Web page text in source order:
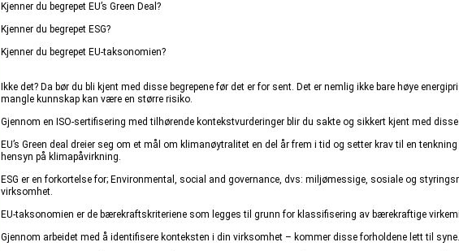
Kjenner du begrepet EU’s Green Deal?
Kjenner du begrepet ESG?
Kjenner du begrepet EU-taksonomien?
Ikke det? Da bør du bli kjent med disse begrepene før det er for sent. Det er nemlig ikke bare høye
mangle kunnskap kan være en større risiko.
Gjennom en ISO-sertifisering med tilhørende kontekstvurderinger blir du sakte og sikkert kjent med disse
EU’s Green deal dreier seg om et mål om klimanøytralitet en del år frem i tid og setter krav til en
hensyn på klimapåvirkning.
ESG er en forkortelse for; Environmental, social and governance, dvs: miljømessige, sosiale og
virksomhet.
EU-taksonomien er de bærekraftskriteriene som legges til grunn for klassifisering av bærekraftige
Gjennom arbeidet med å identifisere konteksten i din virksomhet – kommer disse forholdene lett til syne.